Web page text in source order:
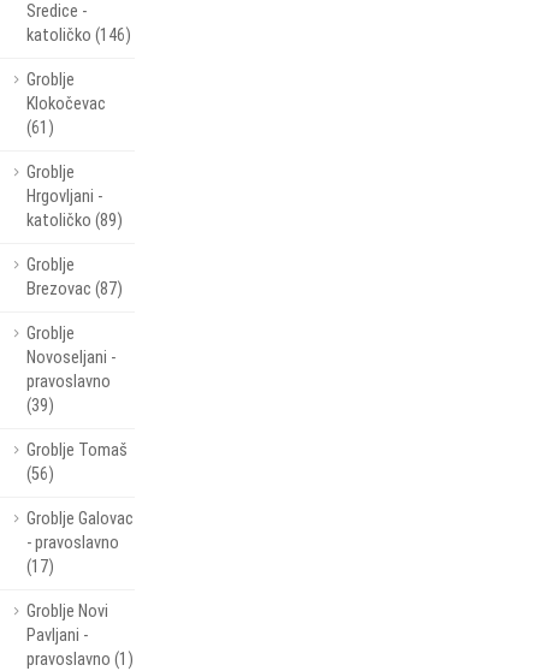
Sredice -
katoličko (146)
Groblje
Klokočevac
(61)
Groblje
Hrgovljani -
katoličko (89)
Groblje
Brezovac (87)
Groblje
Novoseljani -
pravoslavno
(39)
Groblje Tomaš
(56)
Groblje Galovac
- pravoslavno
(17)
Groblje Novi
Pavljani -
pravoslavno (1)